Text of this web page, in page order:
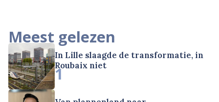
Meest gelezen
In Lille slaagde de transformatie, in
Roubaix niet
1